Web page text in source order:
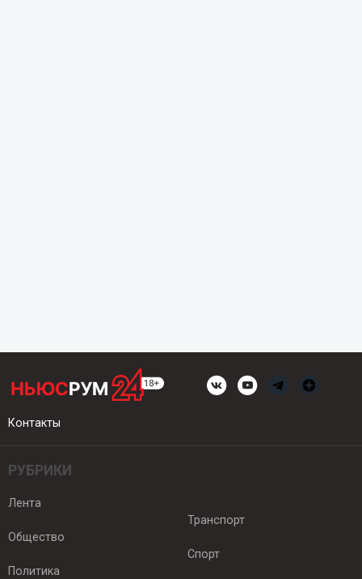
Контакты
РУБРИКИ
Лента
Общество
Политика
Транспорт
Спорт